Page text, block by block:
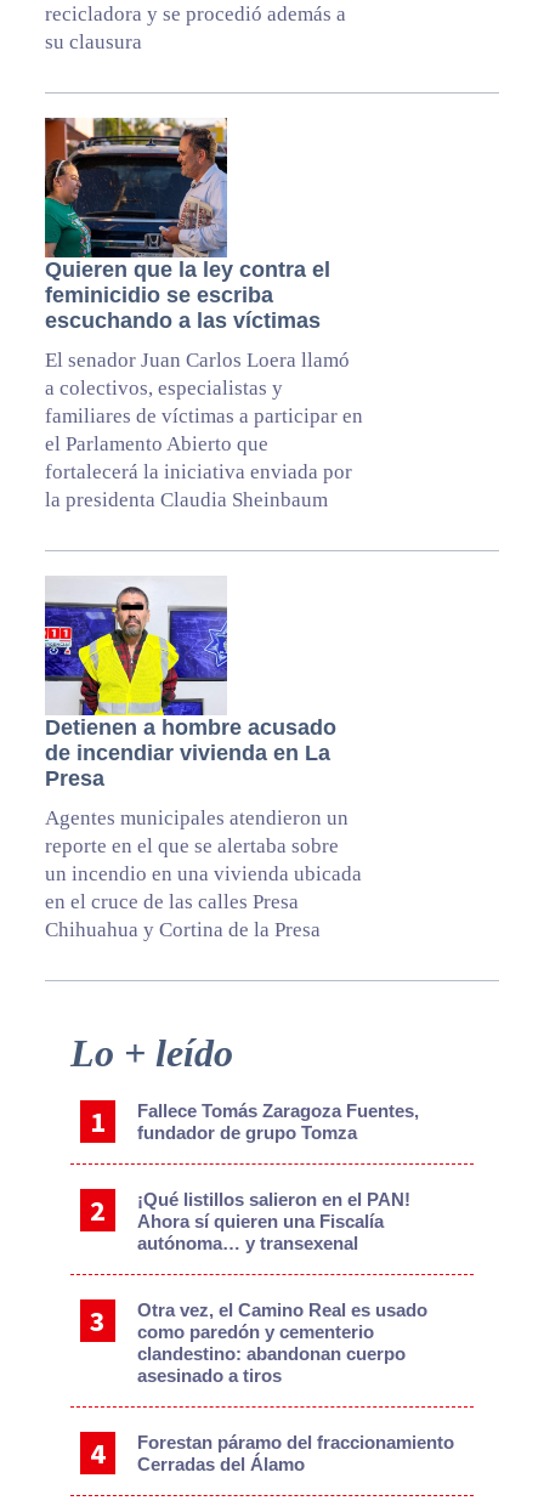
recicladora y se procedió además a
su clausura
Quieren que la ley contra el
feminicidio se escriba
escuchando a las víctimas
El senador Juan Carlos Loera llamó
a colectivos, especialistas y
familiares de víctimas a participar en
el Parlamento Abierto que
fortalecerá la iniciativa enviada por
la presidenta Claudia Sheinbaum
Detienen a hombre acusado
de incendiar vivienda en La
Presa
Agentes municipales atendieron un
reporte en el que se alertaba sobre
un incendio en una vivienda ubicada
en el cruce de las calles Presa
Chihuahua y Cortina de la Presa
Primary
Lo + leído
Fallece Tomás Zaragoza Fuentes,
fundador de grupo Tomza
¡Qué listillos salieron en el PAN!
Ahora sí quieren una Fiscalía
autónoma… y transexenal
Otra vez, el Camino Real es usado
como paredón y cementerio
clandestino: abandonan cuerpo
asesinado a tiros
Forestan páramo del fraccionamiento
Cerradas del Álamo